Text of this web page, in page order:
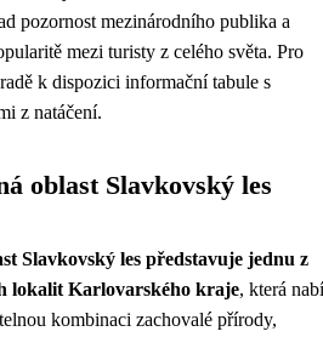
pozornost mezinárodního publika a
mezi turisty z celého světa. Pro
k dispozici informační tabule s
z natáčení.
oblast Slavkovský les
Slavkovský les představuje jednu z
lokalit Karlovarského kraje, která
kombinaci zachovalé přírody,